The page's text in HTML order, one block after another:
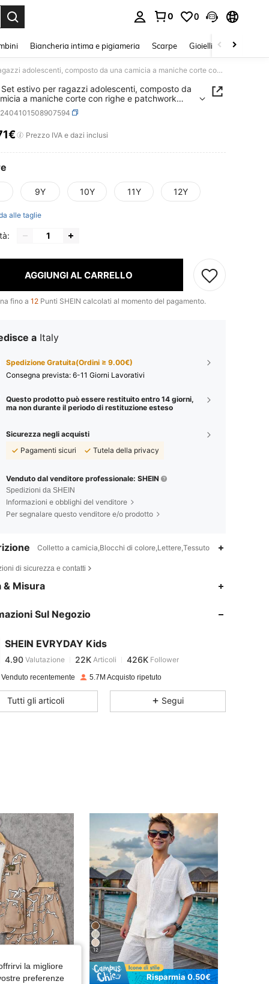
0 0
Biancheria intima e pigiameria Scarpe Gioielli E Accessori
SHEIN Set estivo per ragazzi adolescenti, composto da una camicia a maniche corte con righe e patchwork abbinata a shorts cargo
Set estivo per ragazzi adolescenti, composto da
a maniche corte con righe e patchwork
a shorts cargo
AND AVAILABILITY
Prezzo IVA e dazi inclusi
9Y 10Y 11Y 12Y
alle taglie
AGGIUNGI AL CARRELLO
fino a 12 Punti SHEIN calcolati al momento del pagamento.
a Italy
Spedizione Gratuita(Ordini ≥ 9.00€)
Consegna prevista: 6-11 Giorni Lavorativi
Questo prodotto può essere restituito entro 14 giorni,
ma non durante il periodo di restituzione esteso
Sicurezza negli acquisti
Pagamenti sicuri
Tutela della privacy
Venduto dal venditore professionale: SHEIN
Spedizioni da SHEIN
Informazioni e obblighi del venditore
Per segnalare questo venditore e/o prodotto
Colletto a camicia,Blocchi di colore,Lettere,Tessuto
di sicurezza e contatti
& Misura
Sul Negozio
SHEIN EVRYDAY Kids
4.90
4.90 22K
4.90 22K 426K
p***1pagato1 giorno fa
4.90 22K 426K
4.90 426K
4.90 22K 426K
4.90 22K 426K
recentemente 5.7M Acquisto ripetuto
Tutti gli articoli Segui
12
Risparmia 0.50€
la migliore
preferenze